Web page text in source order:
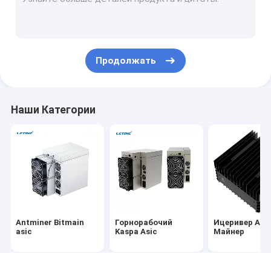
Горнорабочий Jas
горнорабочий iBeLink
Карта горнорабочего графическая
установка для майнинга графических процессоров
Минирование жесткого диска
Продолжать
Наши Категории
Antminer Bitmain
asic
Горнорабочий
Kaspa Asic
Ицеривер
Майнер